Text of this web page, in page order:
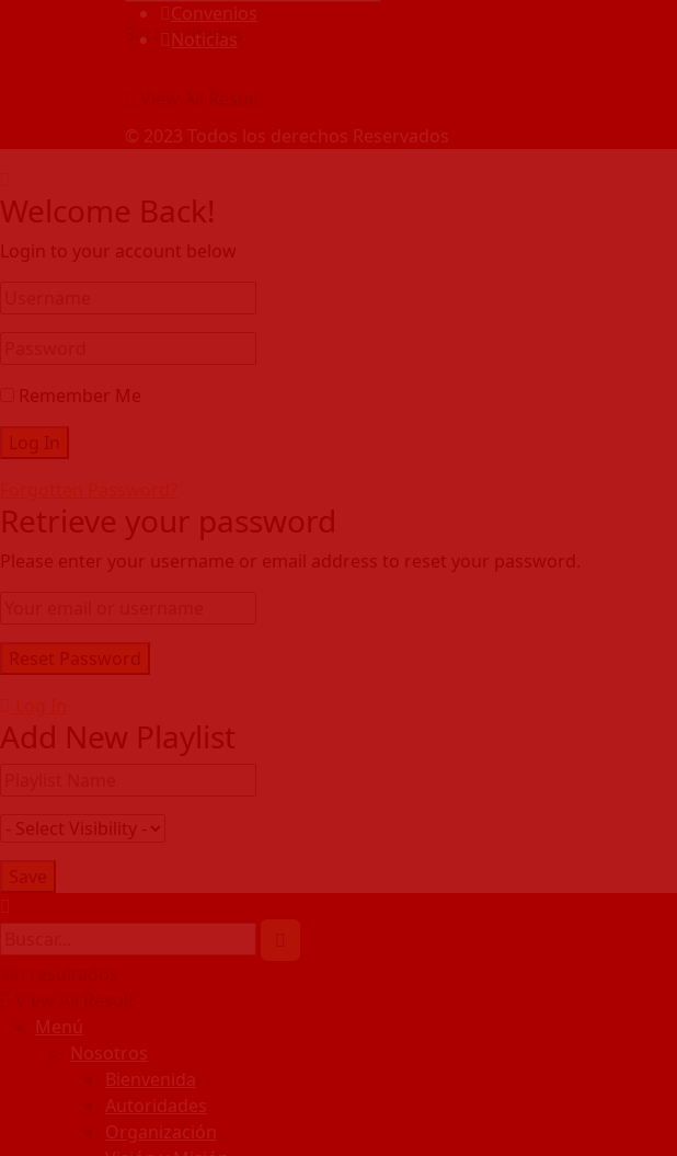
Sin resultados
Convenios
Noticias
© 2023 Todos los derechos Reservados
Welcome Back!
Login to your account below
Remember Me
Retrieve your password
Please enter your username or email address to reset your password.
Add New Playlist
Menú
Nosotros
Bienvenida
Autoridades
Organización